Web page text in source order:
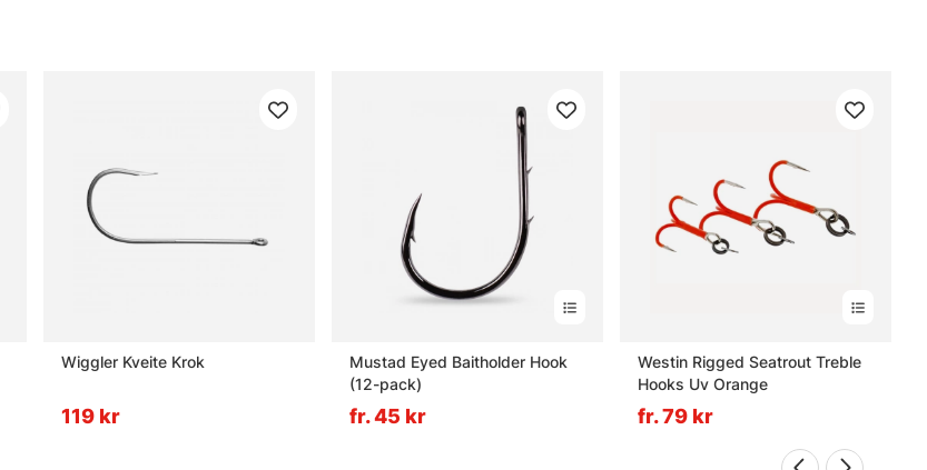
Wiggler Kveite Krok
119 kr
Mustad Eyed Baitholder Hook
(12-pack)
fr. 45 kr
Westin Rigged Seatrout Treble
Hooks Uv Orange
fr. 79 kr